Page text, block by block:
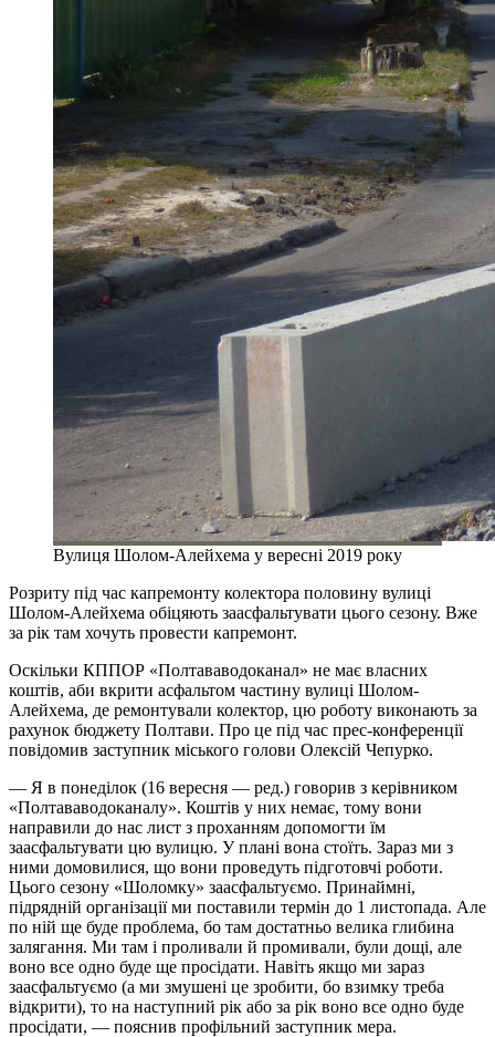
Вулиця Шолом-Алейхема у вересні 2019 року
Розриту під час капремонту колектора половину вулиці
Шолом-Алейхема обіцяють заасфальтувати цього сезону. Вже
за рік там хочуть провести капремонт.
Оскільки КППОР «Полтававодоканал» не має власних
коштів, аби вкрити асфальтом частину вулиці Шолом-
Алейхема, де ремонтували колектор, цю роботу виконають за
рахунок бюджету Полтави. Про це під час прес-конференції
повідомив заступник міського голови Олексій Чепурко.
— Я в понеділок (16 вересня — ред.) говорив з керівником
«Полтававодоканалу». Коштів у них немає, тому вони
направили до нас лист з проханням допомогти їм
заасфальтувати цю вулицю. У плані вона стоїть. Зараз ми з
ними домовилися, що вони проведуть підготовчі роботи.
Цього сезону «Шоломку» заасфальтуємо. Принаймні,
підрядній організації ми поставили термін до 1 листопада. Але
по ній ще буде проблема, бо там достатньо велика глибина
залягання. Ми там і проливали й промивали, були дощі, але
воно все одно буде ще просідати. Навіть якщо ми зараз
заасфальтуємо (а ми змушені це зробити, бо взимку треба
відкрити), то на наступний рік або за рік воно все одно буде
просідати, — пояснив профільний заступник мера.